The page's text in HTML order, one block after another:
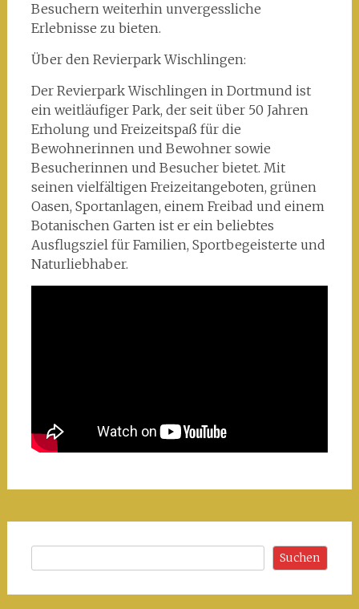
Besuchern weiterhin unvergessliche
Erlebnisse zu bieten.
Über den Revierpark Wischlingen:
Der Revierpark Wischlingen in Dortmund ist
ein weitläufiger Park, der seit über 50 Jahren
Erholung und Freizeitspaß für die
Bewohnerinnen und Bewohner sowie
Besucherinnen und Besucher bietet. Mit
seinen vielfältigen Freizeitangeboten, grünen
Oasen, Sportanlagen, einem Freibad und einem
Botanischen Garten ist er ein beliebtes
Ausflugsziel für Familien, Sportbegeisterte und
Naturliebhaber.
Suchen